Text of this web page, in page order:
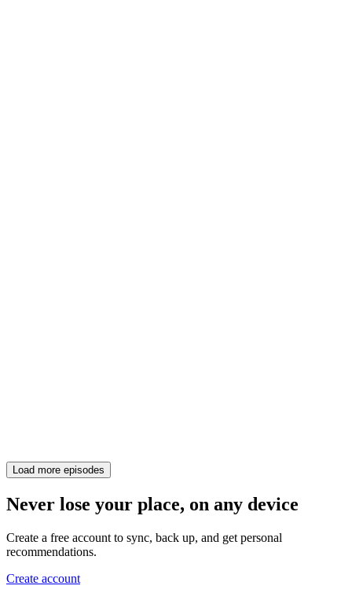
Load more episodes
Never lose your place, on any device
Create a free account to sync, back up, and get personal
recommendations.
Create account